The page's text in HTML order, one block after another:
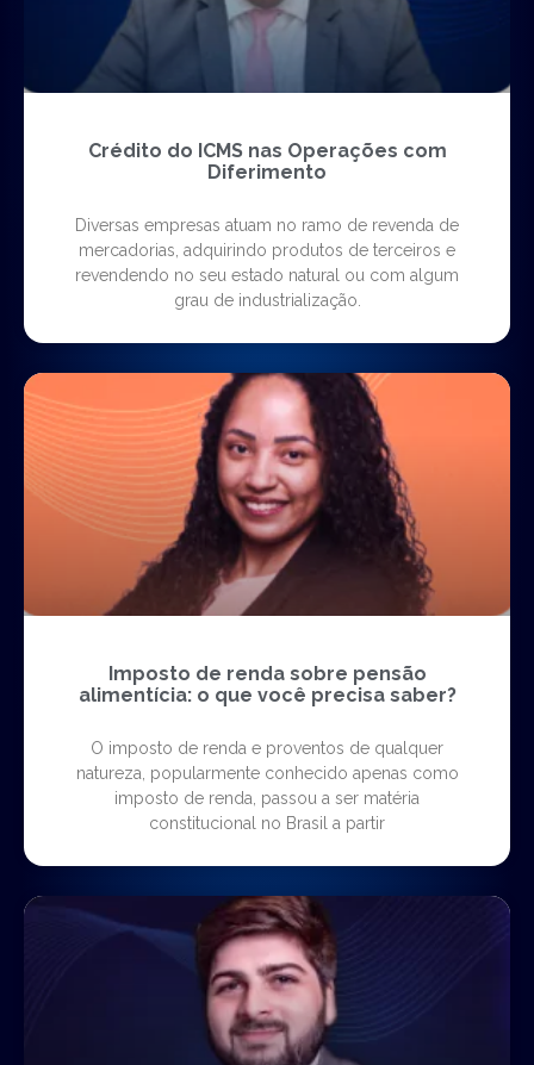
Crédito do ICMS nas Operações com
Diferimento
Diversas empresas atuam no ramo de revenda de
mercadorias, adquirindo produtos de terceiros e
revendendo no seu estado natural ou com algum
grau de industrialização.
Imposto de renda sobre pensão
alimentícia: o que você precisa saber?
O imposto de renda e proventos de qualquer
natureza, popularmente conhecido apenas como
imposto de renda, passou a ser matéria
constitucional no Brasil a partir